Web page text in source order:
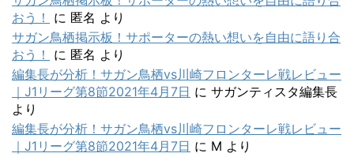
おう！
に 匿名 より
サガン鳥栖掲示板！サポーターの熱い想いを自由に語り合
おう！
に 匿名 より
編集長が分析！サガン鳥栖vs川崎フロンターレ戦レビュー
｜J1リーグ第8節2021年4月7日 に サガンティスタ編集長
より
編集長が分析！サガン鳥栖vs川崎フロンターレ戦レビュー
｜J1リーグ第8節2021年4月7日 に M より